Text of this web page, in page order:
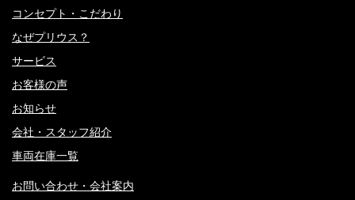
コンセプト・こだわり
なぜプリウス？
サービス
お客様の声
お知らせ
会社・スタッフ紹介
車両在庫一覧
お問い合わせ・会社案内